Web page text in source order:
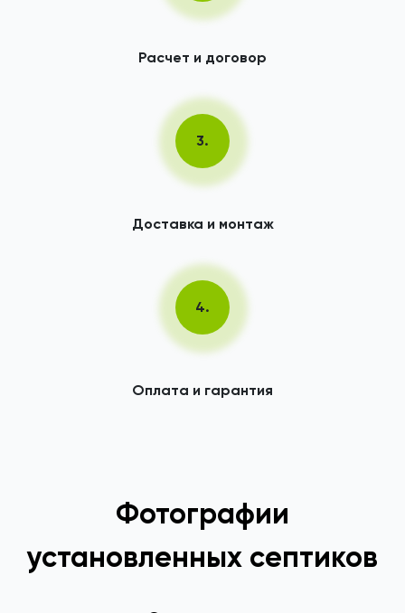
Расчет и договор
3.
Доставка и монтаж
4.
Оплата и гарантия
Фотографии
установленных септиков